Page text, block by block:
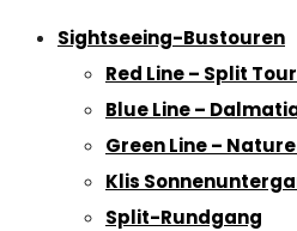
Sightseeing-Bustouren
Red Line – Split
Blue Line –
Green Line –
Klis
Split-Rundgang